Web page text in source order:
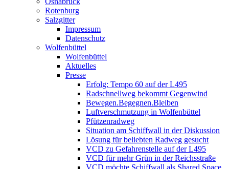
Rotenburg
Salzgitter
Impressum
Datenschutz
Wolfenbüttel
Wolfenbüttel
Aktuelles
Presse
Erfolg: Tempo 60 auf der L495
Radschnellweg bekommt Gegenwind
Bewegen.Begegnen.Bleiben
Luftverschmutzung in Wolfenbüttel
Pfützenradweg
Situation am Schiffwall in der Diskussion
Lösung für beliebten Radweg gesucht
VCD zu Gefahrenstelle auf der L495
VCD für mehr Grün in der Reichsstraße
VCD möchte Schiffwall als Shared Space